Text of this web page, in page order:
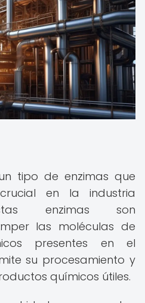
tipo de enzimas que
en la industria
enzimas son
las moléculas de
presentes en el
su procesamiento y
químicos útiles.